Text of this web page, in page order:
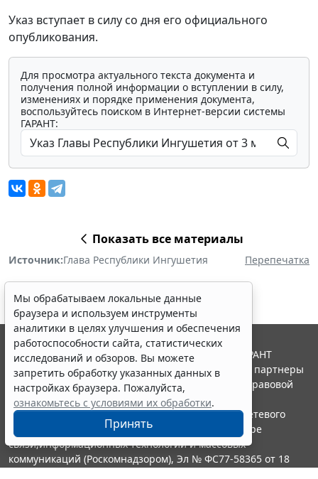
Указ вступает в силу со дня его официального
опубликования.
Для просмотра актуального текста документа и
получения полной информации о вступлении в силу,
изменениях и порядке применения документа,
воспользуйтесь поиском в Интернет-версии системы
ГАРАНТ:
Показать все материалы
Источник:Глава Республики Ингушетия Перепечатка
Мы обрабатываем локальные данные
браузера и используем инструменты
аналитики в целях улучшения и обеспечения
работоспособности сайта, статистических
исследований и обзоров. Вы можете
запретить обработку указанных данных в
настройках браузера. Пожалуйста,
ознакомьтесь с условиями их обработки.
Принять
© ООО "НПП "ГАРАНТ-СЕРВИС", 2026. Система ГАРАНТ
выпускается с 1990 года. Компания "Гарант" и ее партнеры
являются участниками Российской ассоциации правовой
информации ГАРАНТ.
Портал ГАРАНТ.РУ зарегистрирован в качестве сетевого
издания Федеральной службой по надзору в сфере
связи,информационных технологий и массовых
коммуникаций (Роскомнадзором), Эл № ФС77-58365 от 18